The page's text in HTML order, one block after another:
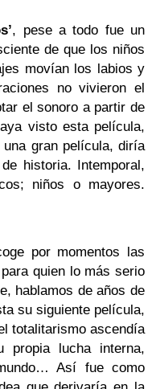
, pese a todo fue un
de que los niños
movían los labios y
no vivieron el
el sonoro a partir de
visto esta película,
gran película, diría
historia. Intemporal,
niños o mayores.
por momentos las
quien lo más serio
hablamos de años de
su siguiente película,
totalitarismo ascendía
lucha interna,
Así fue como